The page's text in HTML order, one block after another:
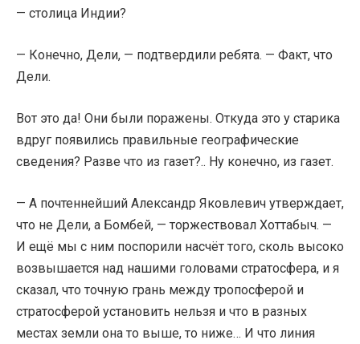
— столица Индии?
— Конечно, Дели, — подтвердили ребята. — Факт, что
Дели.
Вот это да! Они были поражены. Откуда это у старика
вдруг появились правильные географические
сведения? Разве что из газет?.. Ну конечно, из газет.
— А почтеннейший Александр Яковлевич утверждает,
что не Дели, а Бомбей, — торжествовал Хоттабыч. —
И ещё мы с ним поспорили насчёт того, сколь высоко
возвышается над нашими головами стратосфера, и я
сказал, что точную грань между тропосферой и
стратосферой установить нельзя и что в разных
местах земли она то выше, то ниже… И что линия